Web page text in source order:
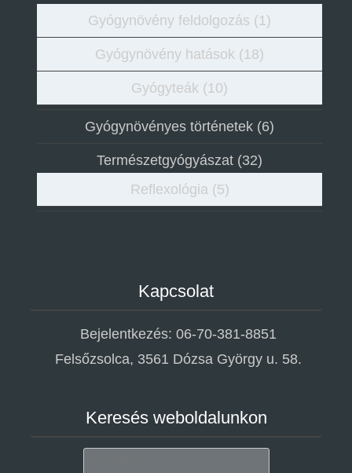
Gyógynövény feldolgozás (1)
Gyógynövény hatások (18)
Gyógyteák (10)
Gyógynövényes történetek (6)
Természetgyógyászat (32)
Reflexológia (5)
Kapcsolat
Bejelentkezés: 06-70-381-8851
Felsőzsolca, 3561 Dózsa György u. 58.
Keresés weboldalunkon